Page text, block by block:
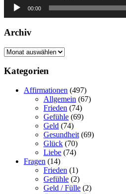
00:00
Archiv
Archiv
Kategorien
Affirmationen (497)
Allgemein (67)
Frieden (74)
Gefühle (69)
Geld (74)
Gesundheit (69)
Glück (70)
Liebe (74)
Fragen (14)
Frieden (1)
Gefühle (2)
Geld / Fülle (2)